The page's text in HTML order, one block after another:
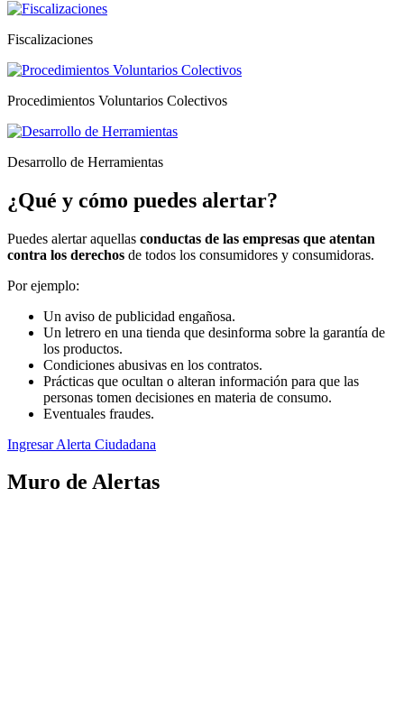
Fiscalizaciones
Procedimientos Voluntarios Colectivos
Desarrollo de Herramientas
¿Qué y cómo puedes alertar?
Puedes alertar aquellas conductas de las empresas que atentan
contra los derechos de todos los consumidores y consumidoras.
Por ejemplo:
Un aviso de publicidad engañosa.
Un letrero en una tienda que desinforma sobre la garantía de
los productos.
Condiciones abusivas en los contratos.
Prácticas que ocultan o alteran información para que las
personas tomen decisiones en materia de consumo.
Eventuales fraudes.
Ingresar Alerta Ciudadana
Muro de Alertas